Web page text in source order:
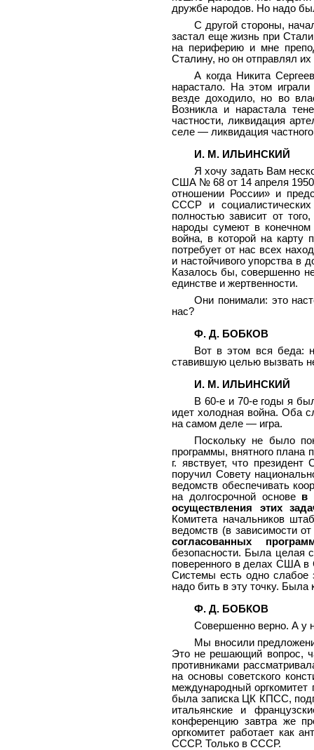
дружбе народов. Но надо
С другой стороны,
застал еще жизнь при
на периферию и мне
Сталину, но он отправлял
А когда Никита
нарастало. На этом
везде доходило, но во
Возникла и нарастала
частности, ликвидация
селе — ликвидация
И. М. ИЛЬИНСКИЙ
Я хочу задать Вам
США № 68 от 14 апреля 1950
отношении России» и
СССР и социалистических
полностью зависит от
народы сумеют в
война, в которой на карту
потребует от нас всех
и настойчивого упорства в
Казалось бы, совершенно
единстве и жертвенности.
Они понимали: это
нас?
Ф. Д. БОБКОВ
Вот в этом вся беда:
ставившую целью вызвать
И. М. ИЛЬИНСКИЙ
В 60-е и 70-е годы я
идет холодная война. Оба
на самом деле — игра.
Поскольку не было
программы, внятного
г. явствует, что
поручил Совету
ведомств обеспечивать
на долгосрочной основе в
осуществления этих
Комитета начальников
ведомств (в зависимости
согласованных
безопасности. Была целая
поверенного в делах США в
Системы есть одно
надо бить в эту точку.
Ф. Д. БОБКОВ
Совершенно верно. А у
Мы вносили
Это не решающий вопрос,
противниками
на основы советского
международный
была записка ЦК КПСС,
итальянские и
конференцию завтра же
оргкомитет работает как
СССР. Только в СССР.